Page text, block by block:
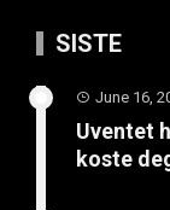
SISTE
June 16,
Uventet
koste